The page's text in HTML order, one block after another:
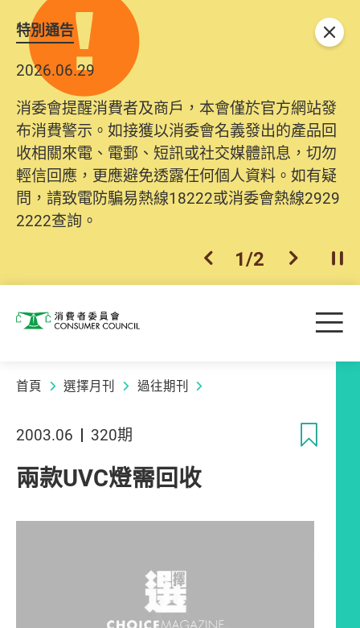
特別通告
2026.06.29
消委會提醒消費者及商戶，本會僅於官方網站發
布消費警示。如接獲以消委會名義發出的產品回
收相關來電、電郵、短訊或社交媒體訊息，切勿
輕信回應，更應避免透露任何個人資料。如有疑
問，請致電防騙易熱線18222或消委會熱線2929
2222查詢。
上一個
1/2 下一個開
關閉
消費者委員會 目
首頁 選擇月刊 過往期刊
2003.06 320期
兩款UVC燈需回收